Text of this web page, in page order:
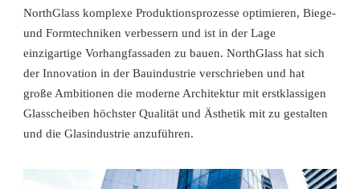
NorthGlass komplexe Produktionsprozesse optimieren, Biege-
und Formtechniken verbessern und ist in der Lage
einzigartige Vorhangfassaden zu bauen. NorthGlass hat sich
der Innovation in der Bauindustrie verschrieben und hat
große Ambitionen die moderne Architektur mit erstklassigen
Glasscheiben höchster Qualität und Ästhetik mit zu gestalten
und die Glasindustrie anzuführen.